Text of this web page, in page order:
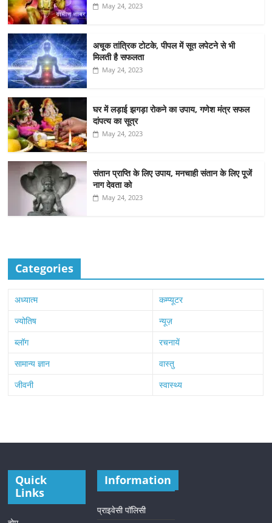
May 24, 2023
अचूक तांत्रिक टोटके, पीपल में सूत लपेटने से भी
मिलती है सफलता
May 24, 2023
घर में लड़ाई झगड़ा रोकने का उपाय, गणेश मंत्र सफल
दांपत्य का सूत्र
May 24, 2023
संतान प्राप्ति के लिए उपाय, मनचाही संतान के लिए पूजें
नाग देवता को
May 24, 2023
Categories
अध्यात्म
कम्प्यूटर
ज्योतिष
न्यूज़
ब्लॉग
रचनायें
सामान्य ज्ञान
वास्तु
जीवनी
स्वास्थ्य
Quick
Links
Information
प्राइवेसी पॉलिसी